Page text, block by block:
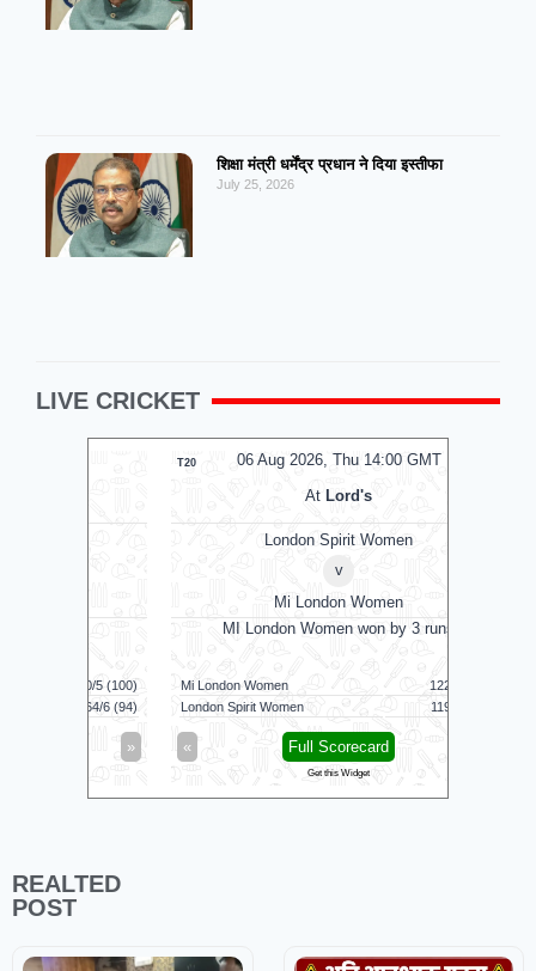
शिक्षा मंत्री धर्मेंद्र प्रधान ने दिया इस्तीफा
July 25, 2026
LIVE CRICKET
06 Aug 2026, Thu 14:00 GMT
London Spirit Women
Mi London Women
MI London Women won by 3 runs
Mi London Women
122/9 (100)
London Spirit Women
Full Scorecard
REALTED
POST